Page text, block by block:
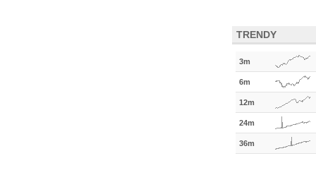
TRENDY
3m
6m
12m
24m
36m